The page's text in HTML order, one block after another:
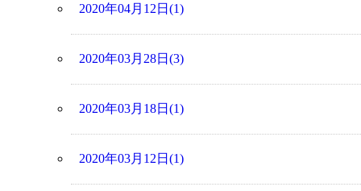
2020年04月12日(1)
2020年03月28日(3)
2020年03月18日(1)
2020年03月12日(1)